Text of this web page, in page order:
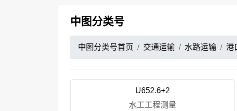
中图分类号
中图分类号首页 交通运输 水路运输 港
U652.6+2
水工工程测量